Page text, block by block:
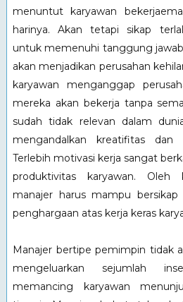
menuntut karyawan
harinya. Akan tetapi sikap
untuk memenuhi tanggung
akan menjadikan perusahan
karyawan menganggap
mereka akan bekerja tanpa
sudah tidak relevan dalam
mengandalkan kreatifitas dan
Terlebih motivasi kerja sangat
produktivitas karyawan. Oleh
manajer harus mampu
penghargaan atas kerja keras
Manajer bertipe pemimpin tidak
mengeluarkan sejumlah
memancing karyawan